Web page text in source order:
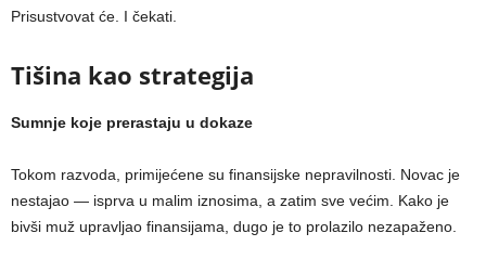
Prisustvovat će. I čekati.
Tišina kao strategija
Sumnje koje prerastaju u dokaze
Tokom razvoda, primijećene su finansijske nepravilnosti. Novac je
nestajao — isprva u malim iznosima, a zatim sve većim. Kako je
bivši muž upravljao finansijama, dugo je to prolazilo nezapaženo.